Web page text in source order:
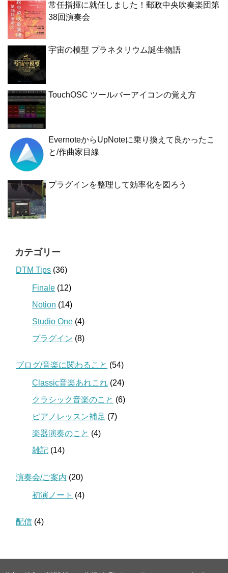
常任指揮に就任しました！郵政中央吹奏楽団第
38回演奏会
宇宙の模型 プラネタリウム誕生物語
TouchOSC ツールバーアイコンの覚え方
EvernoteからUpNoteに乗り換えて良かったこ
と/作曲家目線
プラグインを整理して効率化を図ろう
カテゴリー
DTM Tips (36)
Finale (12)
Notion (14)
Studio One (4)
プラグイン (8)
ブログ/音楽に関わること (54)
Classic音楽あれこれ (24)
クラシック音楽のこと (6)
ピアノレッスン補足 (7)
楽器演奏のこと (4)
雑記 (14)
演奏会/ご案内 (20)
初演ノート (4)
配信 (4)